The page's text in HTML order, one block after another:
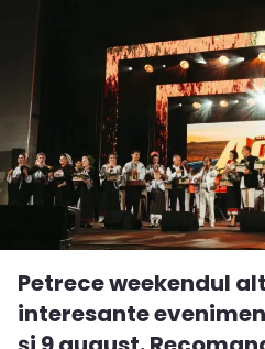
Petrece weekendul
interesante